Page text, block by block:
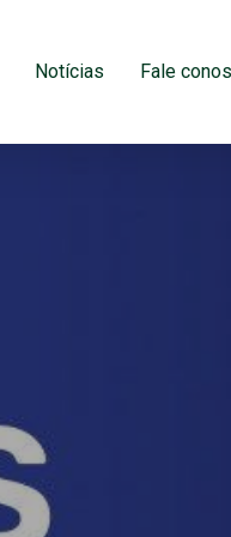
Notícias Fale